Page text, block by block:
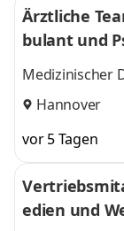
Ärztliche
bulant und
Medizinischer
Hannover
vor 5 Tagen
edien und